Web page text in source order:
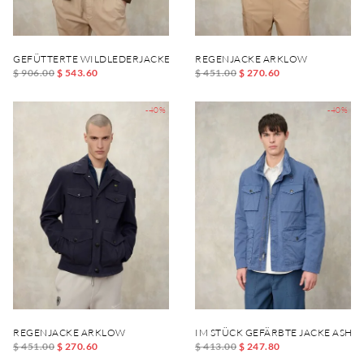
GEFÜTTERTE WILDLEDERJACKE DAVER
$ 906.00 $ 543.60
REGENJACKE ARKLOW
$ 451.00 $ 270.60
-40%
REGENJACKE ARKLOW
$ 451.00 $ 270.60
-40%
IM STÜCK GEFÄRBTE JACKE
$ 413.00 $ 247.80